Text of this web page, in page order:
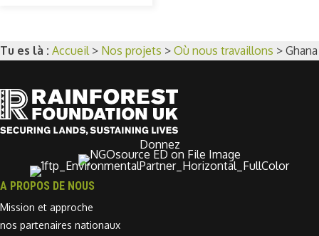
Tu es là : Accueil > Nos projets > Où nous travaillons > Ghana
Donnez
A PROPOS DE NOUS
Mission et approche
nos partenaires nationaux